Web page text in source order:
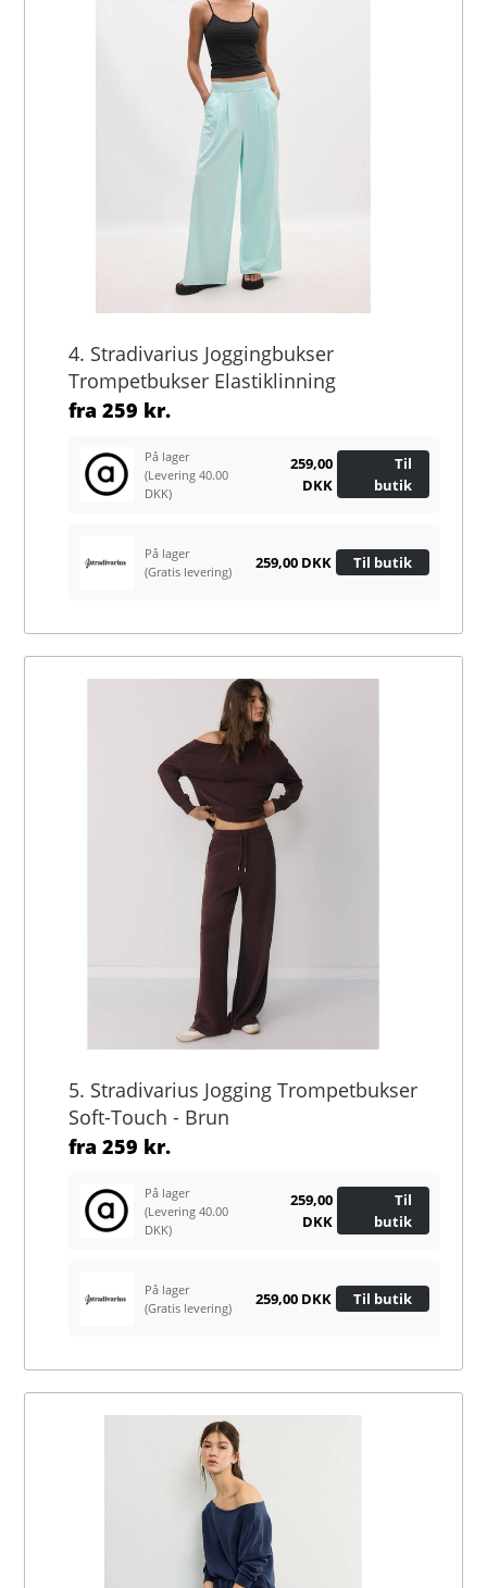
4. Stradivarius Joggingbukser
Trompetbukser Elastiklinning
fra259 kr.
På lager
(Levering 40.00
DKK)
259,00
DKK
Til
butik
På lager
(Gratis levering)
259,00 DKK Til butik
5. Stradivarius Jogging Trompetbukser
Soft-Touch - Brun
fra259 kr.
På lager
(Levering 40.00
DKK)
259,00
DKK
Til
butik
På lager
(Gratis levering)
259,00 DKK Til butik